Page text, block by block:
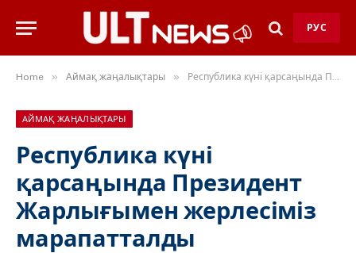
РУС
Home » Аймақ жаңалықтары » Республика күні қарсаңында Президент Жарлығымен жерлесіміз марапатталды
АЙМАҚ ЖАҢАЛЫҚТАРЫ
Республика күні
қарсаңында Президент
Жарлығымен жерлесіміз
марапатталды